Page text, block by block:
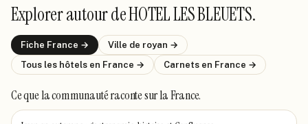
Explorer autour deHOTEL LES BLEUETS.
Fiche France → Ville de royan →
Tous les hôtels en France → Carnets en France →
Ce que la communauté racontesur la France.